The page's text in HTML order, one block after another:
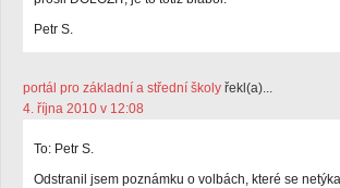
Petr S.
portál pro základní a střední školy řekl(a)...
4. října 2010 v 12:08
To: Petr S.
Odstranil jsem poznámku o volbách, které se